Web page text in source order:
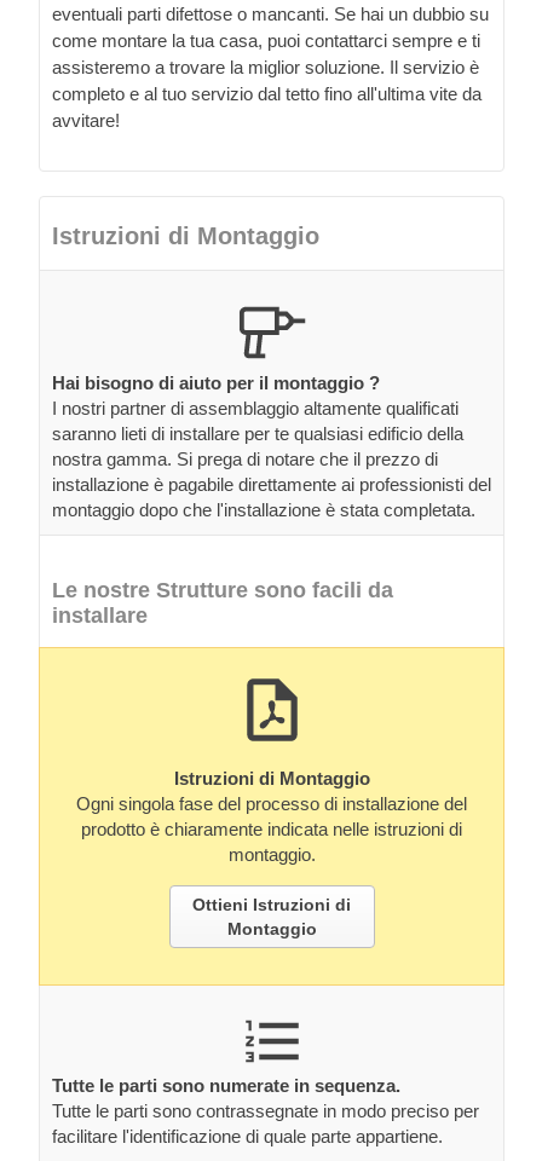
eventuali parti difettose o mancanti. Se hai un dubbio su
come montare la tua casa, puoi contattarci sempre e ti
assisteremo a trovare la miglior soluzione. Il servizio è
completo e al tuo servizio dal tetto fino all'ultima vite da
avvitare!
Istruzioni di Montaggio
Hai bisogno di aiuto per il montaggio ?
I nostri partner di assemblaggio altamente qualificati
saranno lieti di installare per te qualsiasi edificio della
nostra gamma. Si prega di notare che il prezzo di
installazione è pagabile direttamente ai professionisti del
montaggio dopo che l'installazione è stata completata.
Le nostre Strutture sono facili da
installare
Istruzioni di Montaggio
Ogni singola fase del processo di installazione del
prodotto è chiaramente indicata nelle istruzioni di
montaggio.
Ottieni Istruzioni di
Montaggio
Tutte le parti sono numerate in sequenza.
Tutte le parti sono contrassegnate in modo preciso per
facilitare l'identificazione di quale parte appartiene.